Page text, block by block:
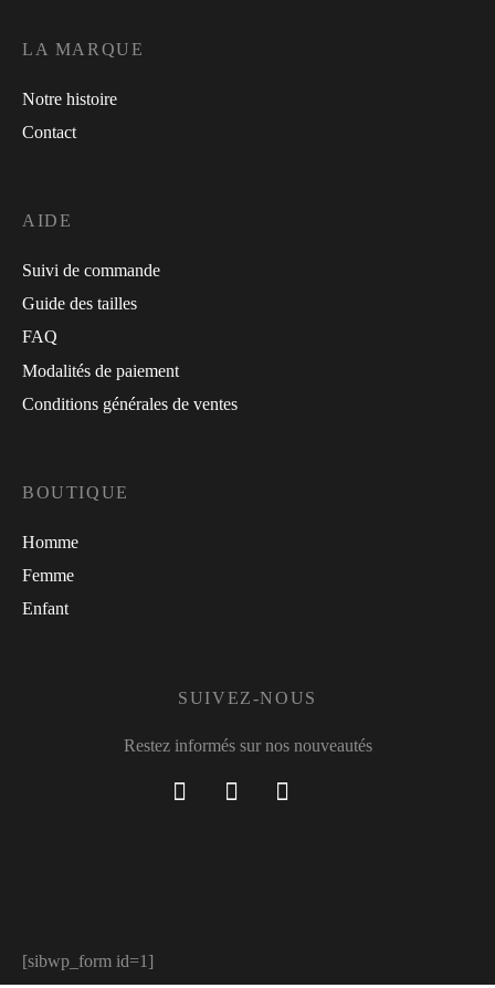
LA MARQUE
Notre histoire
Contact
AIDE
Suivi de commande
Guide des tailles
FAQ
Modalités de paiement
Conditions générales de ventes
BOUTIQUE
Homme
Femme
Enfant
SUIVEZ-NOUS
Restez informés sur nos nouveautés
[sibwp_form id=1]